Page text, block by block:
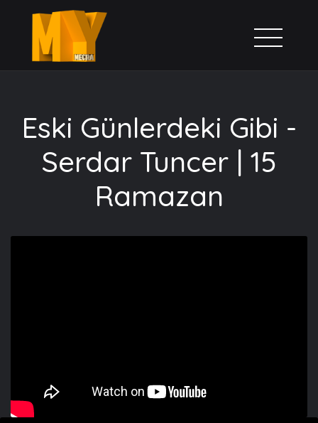
Eski Günlerdeki Gibi -
Serdar Tuncer | 15
Ramazan